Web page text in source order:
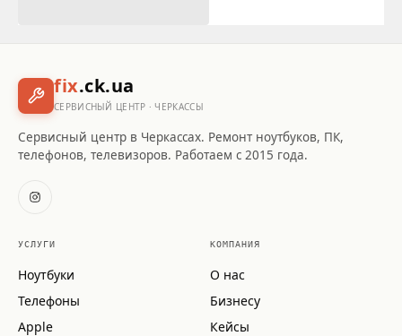
fix.ck.ua
СЕРВИСНЫЙ ЦЕНТР · ЧЕРКАССЫ
Сервисный центр в Черкассах. Ремонт ноутбуков, ПК,
телефонов, телевизоров. Работаем с 2015 года.
УСЛУГИ
Ноутбуки
Телефоны
Apple
КОМПАНИЯ
О нас
Бизнесу
Кейсы